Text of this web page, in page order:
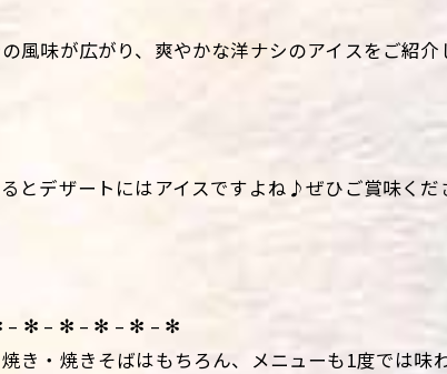
風味が広がり、爽やかな洋ナシのアイスをご紹
とデザートにはアイスですよね♪ぜひご賞味く
✻ – ✻ – ✻ – ✻ – ✻
き・焼きそばはもちろん、メニューも1度では